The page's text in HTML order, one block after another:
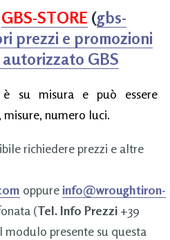
GBS-STORE (gbs-
prezzi e promozioni
GBS
su misura e può essere
numero luci.
richiedere prezzi e altre
oppure info@wroughtiron-
(Tel. Info Prezzi +39
modulo presente su questa